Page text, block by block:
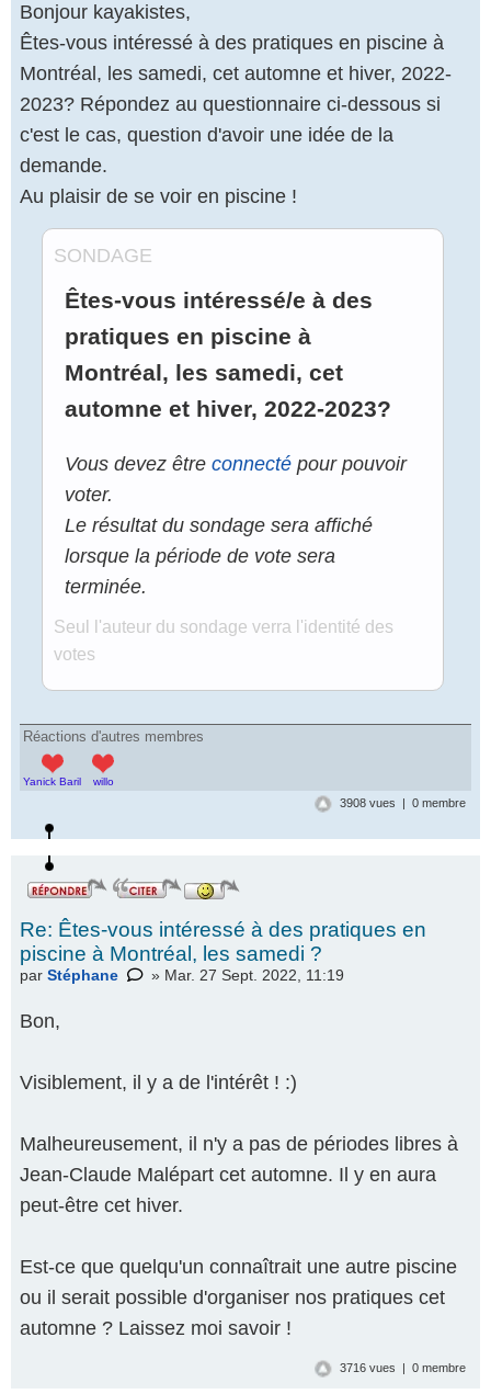
Bonjour kayakistes,
Êtes-vous intéressé à des pratiques en piscine à
Montréal, les samedi, cet automne et hiver, 2022-
2023? Répondez au questionnaire ci-dessous si
c'est le cas, question d'avoir une idée de la
demande.
Au plaisir de se voir en piscine !
SONDAGE
Êtes-vous intéressé/e à des
pratiques en piscine à
Montréal, les samedi, cet
automne et hiver, 2022-2023?
Vous devez être connecté pour pouvoir
voter.
Le résultat du sondage sera affiché
lorsque la période de vote sera
terminée.
Seul l'auteur du sondage verra l'identité des
votes
Réactions d'autres membres
Yanick Baril willo
3908 vues | 0 membre
Re: Êtes-vous intéressé à des pratiques en
piscine à Montréal, les samedi ?
par Stéphane » Mar. 27 Sept. 2022, 11:19
Bon,
Visiblement, il y a de l'intérêt ! :)
Malheureusement, il n'y a pas de périodes libres à
Jean-Claude Malépart cet automne. Il y en aura
peut-être cet hiver.
Est-ce que quelqu'un connaîtrait une autre piscine
ou il serait possible d'organiser nos pratiques cet
automne ? Laissez moi savoir !
3716 vues | 0 membre